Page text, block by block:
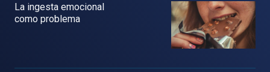
La ingesta emocional
como problema